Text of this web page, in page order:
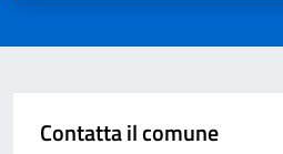
Contatta il comune